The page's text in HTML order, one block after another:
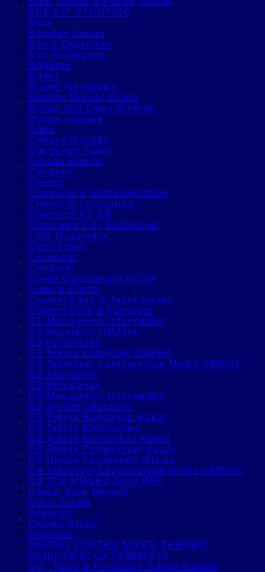
BKB KIT STUNTING
Bola
Bombay Honan
Box & Organizer
Box Serbaguna
Brighton
Briket
Buang Mengkudu
Bumiku Markas Niaga
Bunga dan Daun Sintetis
Bunga Lawang
Cabe
Cahaya Mustika
Cangkang Sawit
Celana Wanita
Cengkeh
Cermin
Chemical & Instrumentation
Chemical Laboratory
Chemical PT SP
CitraLand City Kedamean
CNC Nusantara
Coco Fiber
Cocopeat
Condotel
Crude Coconut Oil (CCO)
Cumi & Gurita
Custom Kaos & Jaket Jersey
Custom Sofa & Furniture
D1-Manajemen Informatika
D3 Akuntansi UMAHA
D3 Perhotelan
D3 Teknik Komputer UMAHA
D3 Teknologi Laboratorium Medis UMAHA
D3-Akuntansi
D3-Kebidanan
D3-Manajemen Informatika
D3-Sistem Informasi
D3-Teknik Bangunan Kapal
D3-Teknik Elektronika
D3-Teknik Kelistrikan Kapal
D3-Teknik Permesinan Kapal
D3-Usaha Perjalanan Wisata
D4 Teknologi Laboratorium Medis UMAHA
D4 TLM UMAHA Jalur RPL
Damar Batu Meranti
Daun Salam
Dekorasi
Desain Grafis
Diabetes
DIGITAL VORTEX MIXER THERMO
SCIENTIFIC CAT.88882010
DIY, Tools & Peralatan Teknik Rumah